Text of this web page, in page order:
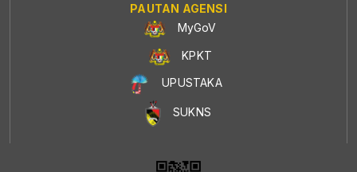
PAUTAN AGENSI
MyGoV
KPKT
UPUSTAKA
SUKNS